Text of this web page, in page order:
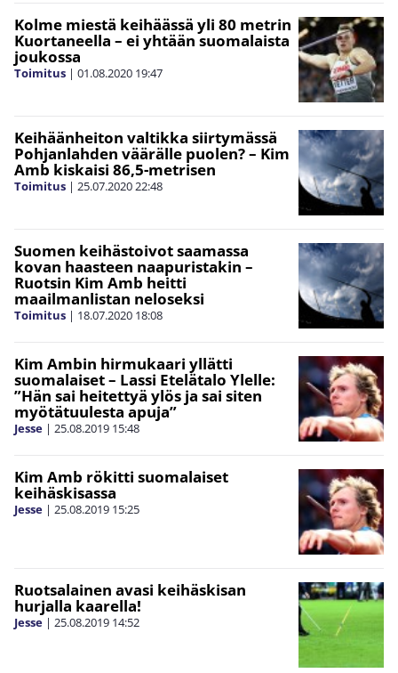
Kolme miestä keihäässä yli 80 metrin
Kuortaneella – ei yhtään suomalaista
joukossa
Toimitus | 01.08.2020 19:47
Keihäänheiton valtikka siirtymässä
Pohjanlahden väärälle puolen? – Kim
Amb kiskaisi 86,5-metrisen
Toimitus | 25.07.202022:48
Suomen keihästoivot saamassa
kovan haasteen naapuristakin –
Ruotsin Kim Amb heitti
maailmanlistan neloseksi
Toimitus | 18.07.2020 18:08
Kim Ambin hirmukaari yllätti
suomalaiset – Lassi Etelätalo Ylelle:
”Hän sai heitettyä ylös ja sai siten
myötätuulesta apuja”
Jesse | 25.08.2019 15:48
Kim Amb rökitti suomalaiset
keihäskisassa
Jesse | 25.08.2019 15:25
Ruotsalainen avasi keihäskisan
hurjalla kaarella!
Jesse | 25.08.2019 14:52